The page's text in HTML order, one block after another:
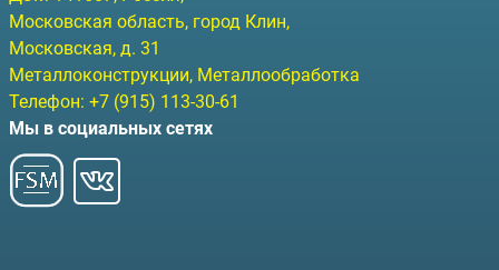
Московская область, город Клин,
Московская, д. 31
Металлоконструкции, Металлообработка
Телефон: +7 (915) 113-30-61
Мы в социальных сетях